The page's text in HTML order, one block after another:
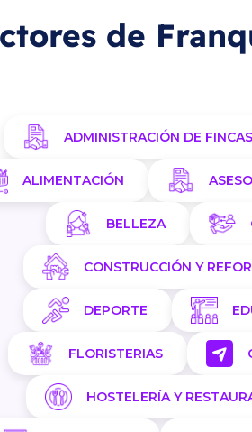
de
ADMINISTRACIÓN DE FINCAS
ALIMENTACIÓN
BELLEZA
CONSTRUCCIÓN Y
DEPORTE
FLORISTERIAS
HOSTELERÍA Y